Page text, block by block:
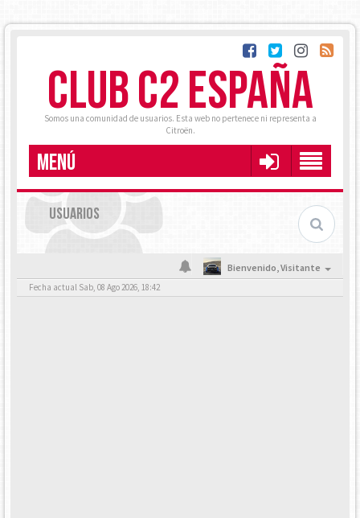
CLUB C2 ESPAÑA
Somos una comunidad de usuarios. Esta web no pertenece ni representa a
Citroën.
MENÚ
USUARIOS
Bienvenido,Visitante
Fecha actual Sab, 08 Ago 2026, 18:42